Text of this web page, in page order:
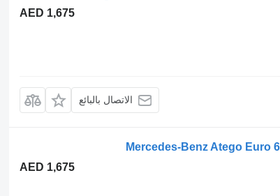
AED 1,675
الاتصال بالبائع
AED 1,675